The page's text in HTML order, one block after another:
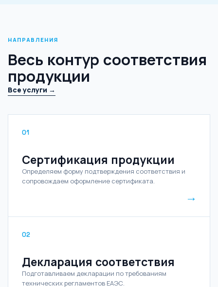
НАПРАВЛЕНИЯ
Весь контур соответствия
продукции
Все услуги →
01
Сертификация продукции
Определяем форму подтверждения соответствия и
сопровождаем оформление сертификата.
→
02
Декларация соответствия
Подготавливаем декларации по требованиям
технических регламентов ЕАЭС.